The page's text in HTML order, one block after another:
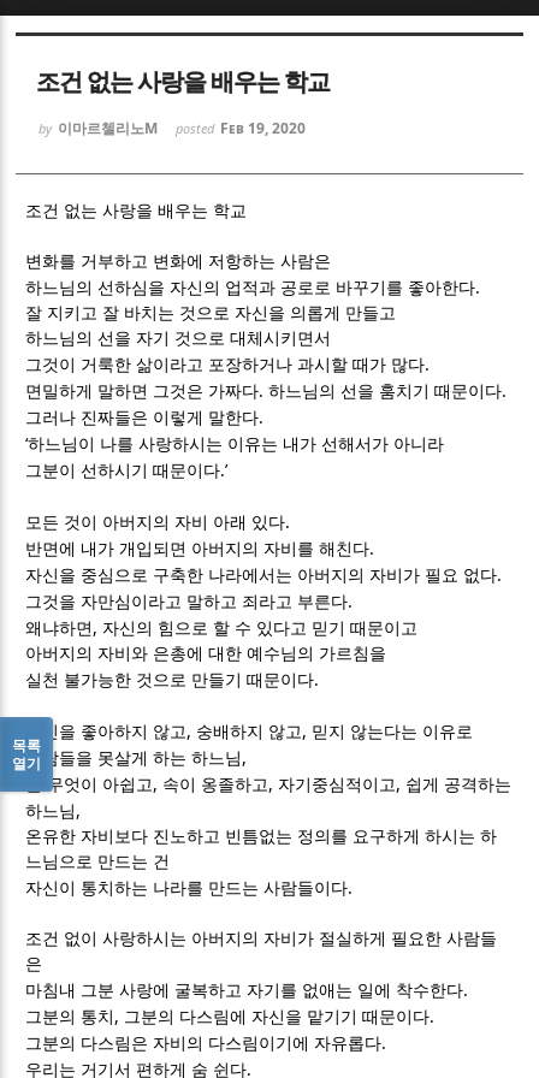
조건 없는 사랑을 배우는 학교
by 이마르첼리노M posted Feb 19, 2020
조건 없는 사랑을 배우는 학교
변화를 거부하고 변화에 저항하는 사람은
하느님의 선하심을 자신의 업적과 공로로 바꾸기를 좋아한다.
잘 지키고 잘 바치는 것으로 자신을 의롭게 만들고
하느님의 선을 자기 것으로 대체시키면서
그것이 거룩한 삶이라고 포장하거나 과시할 때가 많다.
면밀하게 말하면 그것은 가짜다.하느님의 선을 훔치기 때문이다.
그러나 진짜들은 이렇게 말한다.
‘하느님이 나를 사랑하시는 이유는 내가 선해서가 아니라
그분이 선하시기 때문이다.’
모든 것이 아버지의 자비 아래 있다.
반면에 내가 개입되면 아버지의 자비를 해친다.
자신을 중심으로 구축한 나라에서는 아버지의 자비가 필요 없다.
그것을 자만심이라고 말하고 죄라고 부른다.
왜냐하면 , 자신의 힘으로 할 수 있다고 믿기 때문이고
아버지의 자비와 은총에 대한 예수님의 가르침을
실천 불가능한 것으로 만들기 때문이다.
자신을 좋아하지 않고 , 숭배하지 않고 , 믿지 않는다는 이유로
사람들을 못살게 하는 하느님 ,
늘 무엇이 아쉽고 , 속이 옹졸하고 , 자기중심적이고 , 쉽게 공격하는
하느님 ,
온유한 자비보다 진노하고 빈틈없는 정의를 요구하게 하시는 하
느님으로 만드는 건
자신이 통치하는 나라를 만드는 사람들이다.
조건 없이 사랑하시는 아버지의 자비가 절실하게 필요한 사람들
은
마침내 그분 사랑에 굴복하고 자기를 없애는 일에 착수한다.
그분의 통치 , 그분의 다스림에 자신을 맡기기 때문이다.
그분의 다스림은 자비의 다스림이기에 자유롭다.
우리는 거기서 편하게 숨 쉰다.
목록
열기
Sketchbook5, 스케치북5
Sketchbook5, 스케치북5
Sketchbook5, 스케치북5
Sketchbook5, 스케치북5